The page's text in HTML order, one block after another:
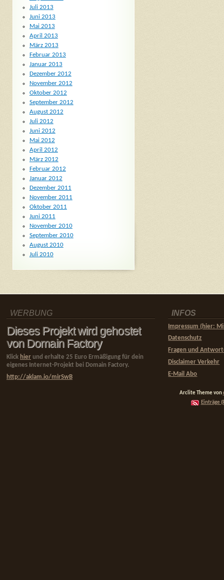
Juli 2013
Juni 2013
Mai 2013
April 2013
März 2013
Februar 2013
Januar 2013
Dezember 2012
November 2012
Oktober 2012
September 2012
August 2012
Juli 2012
Juni 2012
Mai 2012
April 2012
März 2012
Februar 2012
Januar 2012
Dezember 2011
November 2011
Oktober 2011
Juni 2011
November 2010
September 2010
August 2010
Juli 2010
WERBUNG
Dieses Projekt wird gehostet
von Domain Factory
Klick hier und erhalte 25 Euro Ermäßigung für dein
eigenes Internet-Projekt bei Domain Factory.
http://aklam.io/mirSwB
INFOS
Impressum (hier:
Datenschutz
Fragen und
Disclaimer Verkehr
E-Mail Abo
Arclite Theme von
Einträge